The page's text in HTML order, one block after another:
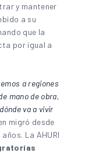
y mantener
a su
que la
por igual a
a regiones
mano de obra,
va a vivir
migró desde
La AHURI